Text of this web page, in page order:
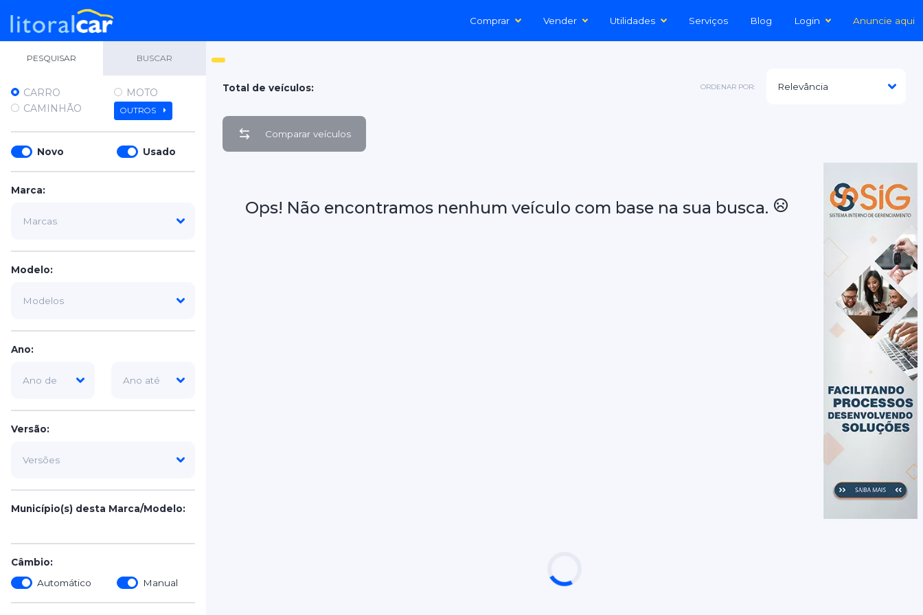
Comprar Vender Utilidades Serviços Blog Login Anuncie aqui
PESQUISAR BUSCAR
CARRO
MOTO
CAMINHÃO
OUTROS
Novo Usado
Marca:
Modelo:
Ano:
Versão:
Município(s) desta Marca/Modelo:
Câmbio:
Automático
Manual
Total de veículos: ORDENAR POR:
Comparar veículos
Ops! Não encontramos nenhum veículo com base na sua busca.